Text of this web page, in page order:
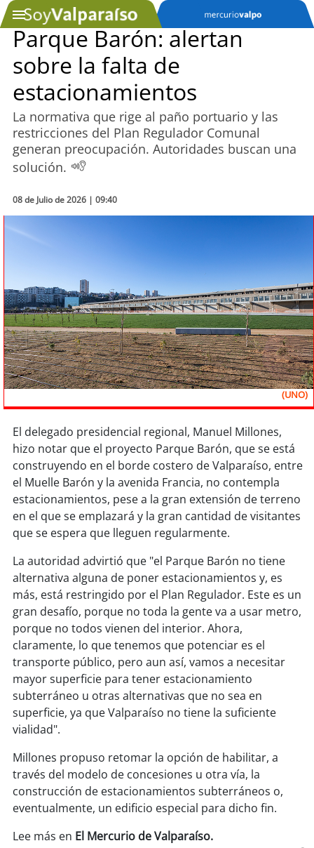
SOYTV
Podcast
Actualidad
Economía
Tecnología
Sostenibilidad
soychile
soyarica
soyiquique
soycalama
soyantofagasta
soycopiapó
soyvalparaíso
soyquillota
soy sanantonio
soychillán
soysancarlos
soytalcahuano
soyconcepción
soycoronel
soyarauco
Parque Barón: alertan
sobre la falta de
estacionamientos
La normativa que rige al paño portuario y las
restricciones del Plan Regulador Comunal
generan preocupación. Autoridades buscan una
solución.
08 de Julio de 2026 | 09:40
(UNO)
El delegado presidencial regional, Manuel Millones,
hizo notar que el proyecto Parque Barón, que se está
construyendo en el borde costero de Valparaíso, entre
el Muelle Barón y la avenida Francia, no contempla
estacionamientos, pese a la gran extensión de terreno
en el que se emplazará y la gran cantidad de visitantes
que se espera que lleguen regularmente.
La autoridad advirtió que "el Parque Barón no tiene
alternativa alguna de poner estacionamientos y, es
más, está restringido por el Plan Regulador. Este es un
gran desafío, porque no toda la gente va a usar metro,
porque no todos vienen del interior. Ahora,
claramente, lo que tenemos que potenciar es el
transporte público, pero aun así, vamos a necesitar
mayor superficie para tener estacionamiento
subterráneo u otras alternativas que no sea en
superficie, ya que Valparaíso no tiene la suficiente
vialidad".
Millones propuso retomar la opción de habilitar, a
través del modelo de concesiones u otra vía, la
construcción de estacionamientos subterráneos o,
eventualmente, un edificio especial para dicho fin.
Lee más en El Mercurio de Valparaíso.